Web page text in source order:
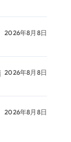
2026年8月8日
2026年8月8日
2026年8月8日